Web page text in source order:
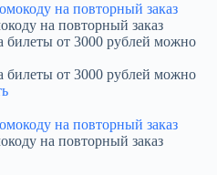
на повторный заказ
от 3000 рублей можно
от 3000 рублей можно
на повторный заказ